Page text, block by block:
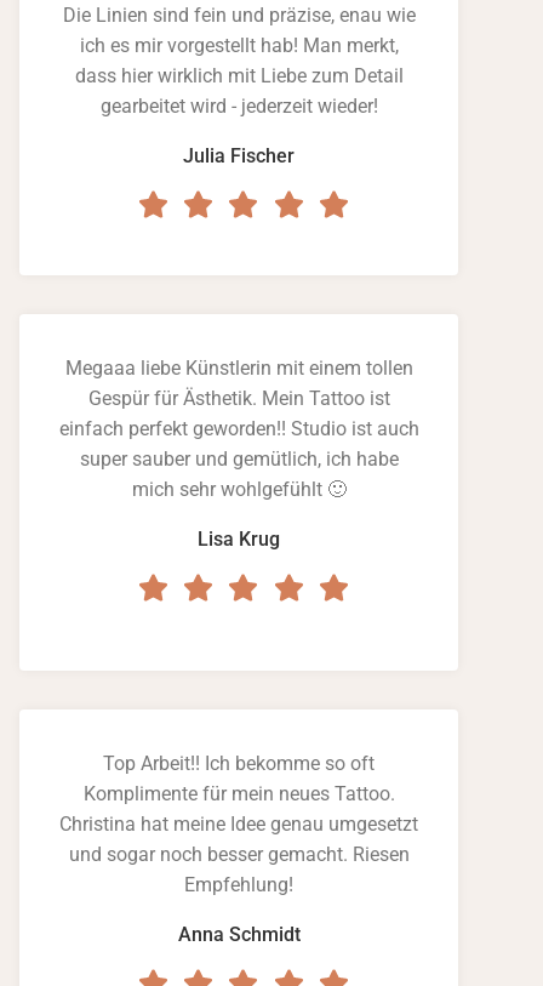
Die Linien sind fein und präzise, enau wie
ich es mir vorgestellt hab! Man merkt,
dass hier wirklich mit Liebe zum Detail
gearbeitet wird - jederzeit wieder!
Julia Fischer
Megaaa liebe Künstlerin mit einem tollen
Gespür für Ästhetik. Mein Tattoo ist
einfach perfekt geworden!! Studio ist auch
super sauber und gemütlich, ich habe
mich sehr wohlgefühlt 🙂
Lisa Krug
Top Arbeit!! Ich bekomme so oft
Komplimente für mein neues Tattoo.
Christina hat meine Idee genau umgesetzt
und sogar noch besser gemacht. Riesen
Empfehlung!
Anna Schmidt